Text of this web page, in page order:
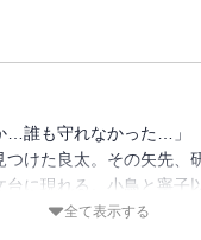
…誰も守れなかった…」
つけた良太。その矢先、
台に現れる。小鳥と寧子
対し、良太は必死に抵抗
全て表示する